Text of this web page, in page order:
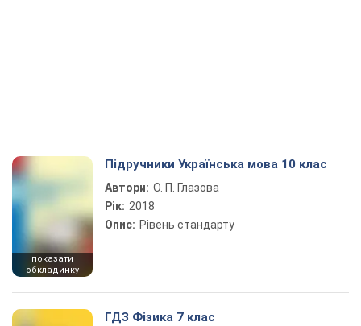
показати
обкладинку
Підручники Українська мова 10 клас
Автори: О. П. Глазова
Рік: 2018
Опис: Рівень стандарту
ГДЗ Фізика 7 клас